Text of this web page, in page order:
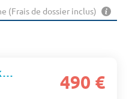
(Frais de dossier inclus)
Camping La Papelutte (Blaringhem à 11 km) 490 €